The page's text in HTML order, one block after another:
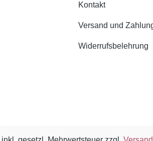
Kontakt
Versand und
Widerrufsbelehrung